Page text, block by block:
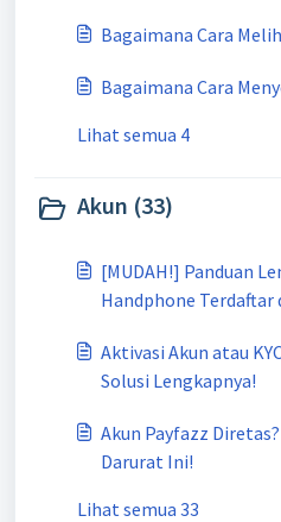
Bagaimana Cara
Bagaimana Cara
Lihat semua 4
Akun (33)
[MUDAH!] Panduan
Handphone Terdaftar
Aktivasi Akun atau
Solusi Lengkapnya!
Akun Payfazz
Darurat Ini!
Lihat semua 33